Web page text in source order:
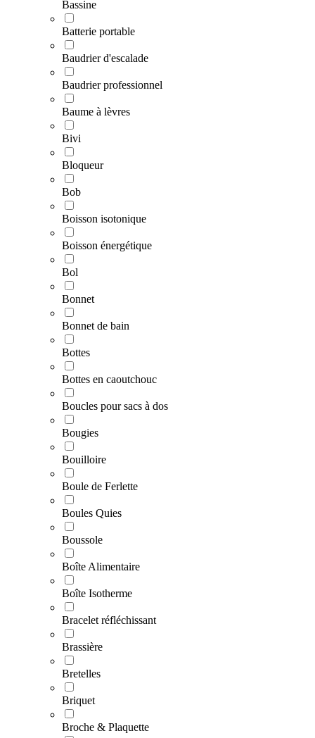
Bassine
Batterie portable
Baudrier d'escalade
Baudrier professionnel
Baume à lèvres
Bivi
Bloqueur
Bob
Boisson isotonique
Boisson énergétique
Bol
Bonnet
Bonnet de bain
Bottes
Bottes en caoutchouc
Boucles pour sacs à dos
Bougies
Bouilloire
Boule de Ferlette
Boules Quies
Boussole
Boîte Alimentaire
Boîte Isotherme
Bracelet réfléchissant
Brassière
Bretelles
Briquet
Broche & Plaquette